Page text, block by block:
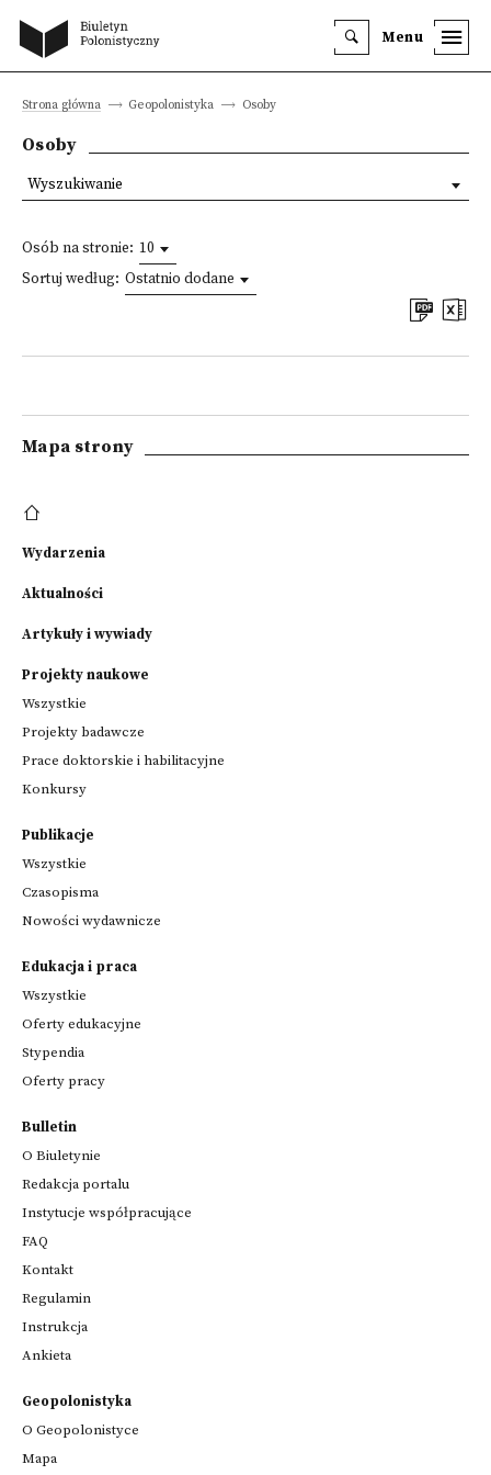
Menu
Strona główna Geopolonistyka Osoby
Osoby
Osób na stronie: 10
Sortuj według: Ostatnio dodane
Wyszukiwanie
Mapa strony
Wydarzenia
Aktualności
Artykuły i wywiady
Projekty naukowe
Wszystkie
Projekty badawcze
Prace doktorskie i habilitacyjne
Konkursy
Publikacje
Wszystkie
Czasopisma
Nowości wydawnicze
Edukacja i praca
Wszystkie
Oferty edukacyjne
Stypendia
Oferty pracy
Bulletin
O Biuletynie
Redakcja portalu
Instytucje współpracujące
FAQ
Kontakt
Regulamin
Instrukcja
Ankieta
Geopolonistyka
O Geopolonistyce
Mapa